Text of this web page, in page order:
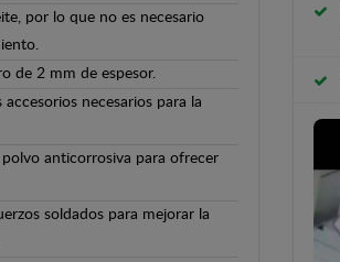
por lo que no es necesario
de 2 mm de espesor.
necesarios para la
polvo anticorrosiva para ofrecer
soldados para mejorar la